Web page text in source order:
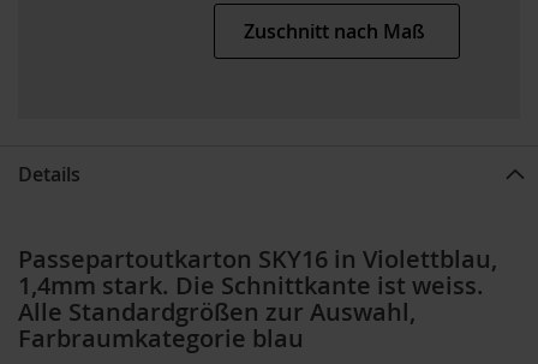
Zuschnitt nach Maß
Details
Passepartoutkarton SKY16 in Violettblau,
1,4mm stark. Die Schnittkante ist weiss.
Alle Standardgrößen zur Auswahl,
Farbraumkategorie blau